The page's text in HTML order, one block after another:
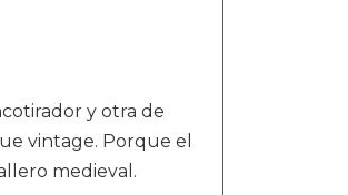
y otra de
vintage. Porque el
medieval.